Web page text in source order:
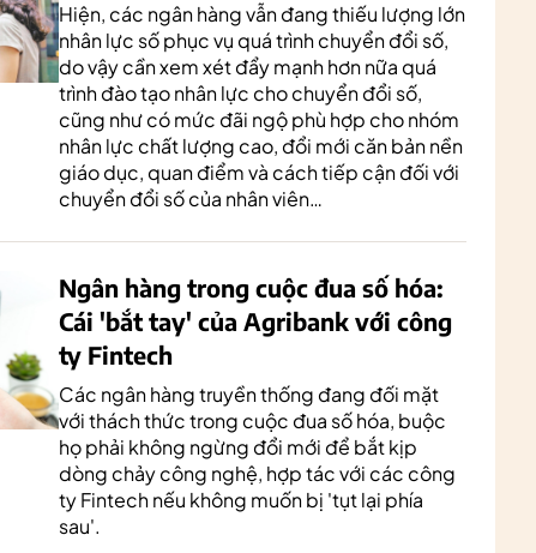
Hiện, các ngân hàng vẫn đang thiếu lượng lớn
nhân lực số phục vụ quá trình chuyển đổi số,
do vậy cần xem xét đẩy mạnh hơn nữa quá
trình đào tạo nhân lực cho chuyển đổi số,
cũng như có mức đãi ngộ phù hợp cho nhóm
nhân lực chất lượng cao, đổi mới căn bản nền
giáo dục, quan điểm và cách tiếp cận đối với
chuyển đổi số của nhân viên…
Ngân hàng trong cuộc đua số hóa:
Cái 'bắt tay' của Agribank với công
ty Fintech
Các ngân hàng truyền thống đang đối mặt
với thách thức trong cuộc đua số hóa, buộc
họ phải không ngừng đổi mới để bắt kịp
dòng chảy công nghệ, hợp tác với các công
ty Fintech nếu không muốn bị 'tụt lại phía
sau'.